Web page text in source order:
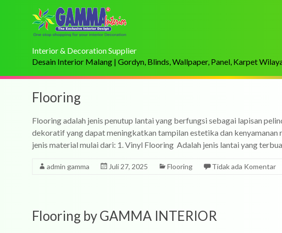
Interior & Decoration Supplier
Desain Interior Malang | Gordyn, Blinds, Wallpaper, Panel, Karpet
Flooring
Flooring adalah jenis penutup lantai yang berfungsi sebagai lapisan
dekoratif yang dapat meningkatkan tampilan estetika dan kenyamanan
jenis material mulai dari: 1. Vinyl Flooring Adalah jenis lantai yang
admin gamma Juli 27, 2025 Flooring Tidak ada Komentar
Flooring by GAMMA INTERIOR